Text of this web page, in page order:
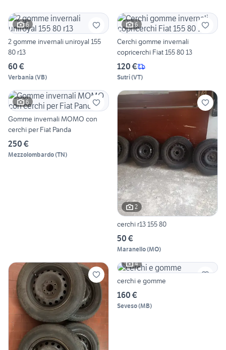
6
2 gomme invernali uniroyal 155
80 r13
60 €
Verbania (VB)
6
Cerchi gomme invernali
copricerchi Fiat 155 80 13
120 €
Sutri(VT)
6
Gomme invernali MOMO con
cerchi per Fiat Panda
250 €
Mezzolombardo(TN)
2
cerchi r13 155 80
50 €
Maranello(MO)
4
cerchi e gomme
160 €
Seveso(MB)